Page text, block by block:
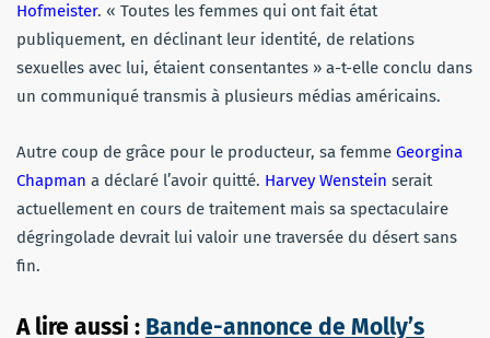
Hofmeister. « Toutes les femmes qui ont fait état
publiquement, en déclinant leur identité, de relations
sexuelles avec lui, étaient consentantes » a-t-elle conclu dans
un communiqué transmis à plusieurs médias américains.
Autre coup de grâce pour le producteur, sa femme Georgina
Chapman a déclaré l’avoir quitté. Harvey Wenstein serait
actuellement en cours de traitement mais sa spectaculaire
dégringolade devrait lui valoir une traversée du désert sans
fin.
A lire aussi : Bande-annonce de Molly’s